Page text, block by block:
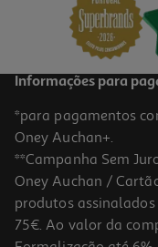
21,09 €
Informações para
*para pagamentos
Oney Auchan+.
**Campanha Sem
Oney Auchan /
produtos
75€. Ao valor da